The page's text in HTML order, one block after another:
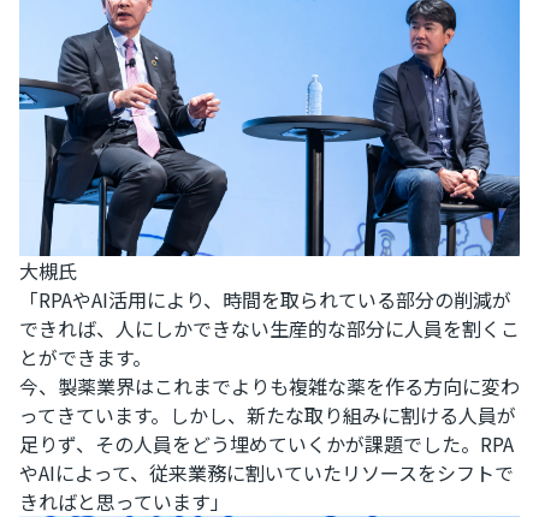
大槻氏
「RPAやAI活用により、時間を取られている部分の削減が
できれば、人にしかできない生産的な部分に人員を割くこ
とができます。
今、製薬業界はこれまでよりも複雑な薬を作る方向に変わ
ってきています。しかし、新たな取り組みに割ける人員が
足りず、その人員をどう埋めていくかが課題でした。RPA
やAIによって、従来業務に割いていたリソースをシフトで
きればと思っています」